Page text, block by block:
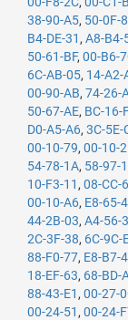
38-90-A5, 50-0F-
B4-DE-31 , A8-B4-
50-61-BF, 00-B6-
6C-AB-05, 14-A2-
00-90-AB, 74-26-
50-67-AE, BC-16-
D0-A5-A6, 3C-5E-
00-10-79, 00-10-
54-78-1A, 58-97-
10-F3-11 , 08-CC-
00-10-A6, E8-65-
44-2B-03, A4-56-
2C-3F-38, 6C-9C-
88-F0-77, E8-B7-
18-EF-63, 68-BD-
88-43-E1 , 00-27-
00-24-51 , 00-24-